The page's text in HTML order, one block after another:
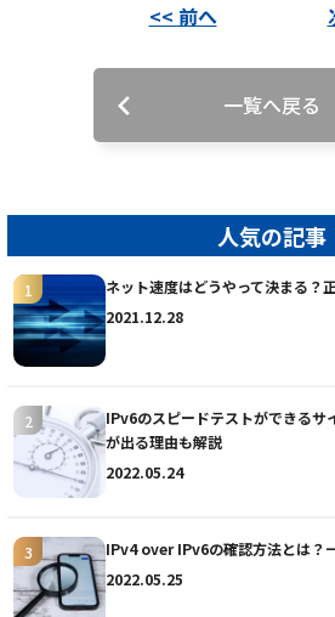
人気の記事
ネット速度はどうやって決まる？
2021.12.28
IPv6のスピードテストができるサ
が出る理由も解説
2022.05.24
IPv4 over IPv6の確認方法とは？
2022.05.25
<< 前へ
一覧へ戻る